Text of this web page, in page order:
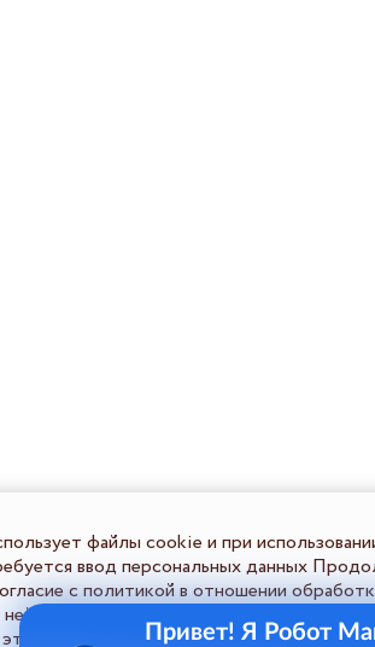
файлы cookie и при
ввод персональных данных
с политикой в отношении
ней условиями обработки персональной
этими условиями Пользователь должен
Привет! Я Робот